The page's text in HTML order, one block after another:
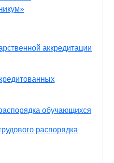
аккредитации
обучающихся
распорядка